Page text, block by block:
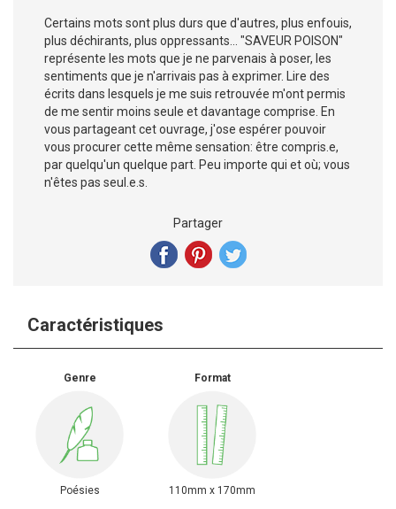
Certains mots sont plus durs que d'autres, plus enfouis,
plus déchirants, plus oppressants... "SAVEUR POISON"
représente les mots que je ne parvenais à poser, les
sentiments que je n'arrivais pas à exprimer. Lire des
écrits dans lesquels je me suis retrouvée m'ont permis
de me sentir moins seule et davantage comprise. En
vous partageant cet ouvrage, j'ose espérer pouvoir
vous procurer cette même sensation: être compris.e,
par quelqu'un quelque part. Peu importe qui et où; vous
n'êtes pas seul.e.s.
Partager
Caractéristiques
Genre
Poésies
Format
110mm x 170mm